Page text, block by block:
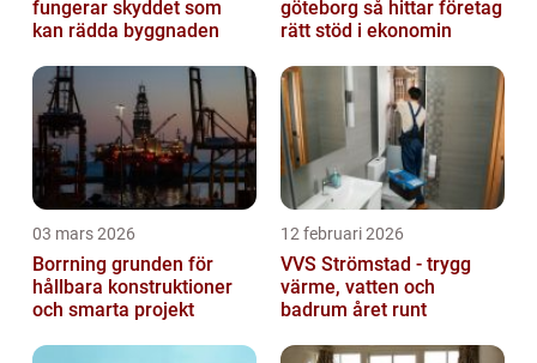
fungerar skyddet som
kan rädda byggnaden
göteborg så hittar företag
rätt stöd i ekonomin
03 mars 2026
Borrning grunden för
hållbara konstruktioner
och smarta projekt
12 februari 2026
VVS Strömstad - trygg
värme, vatten och
badrum året runt